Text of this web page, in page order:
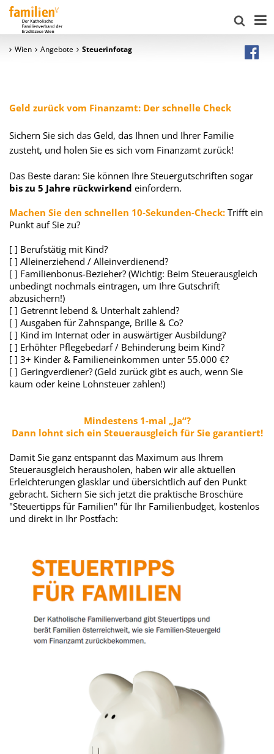
Wien Angebote Steuerinfotag
Geld zurück vom Finanzamt: Der schnelle Check
Sichern Sie sich das Geld, das Ihnen und Ihrer Familie
zusteht, und holen Sie es sich vom Finanzamt zurück!
Das Beste daran: Sie können Ihre Steuergutschriften sogar
bis zu 5 Jahre rückwirkend einfordern.
Machen Sie den schnellen 10-Sekunden-Check: Trifft ein
Punkt auf Sie zu?
[ ] Berufstätig mit Kind?
[ ] Alleinerziehend / Alleinverdienend?
[ ] Familienbonus-Bezieher? (Wichtig: Beim Steuerausgleich
unbedingt nochmals eintragen, um Ihre Gutschrift
abzusichern!)
[ ] Getrennt lebend & Unterhalt zahlend?
[ ] Ausgaben für Zahnspange, Brille & Co?
[ ] Kind im Internat oder in auswärtiger Ausbildung?
[ ] Erhöhter Pflegebedarf / Behinderung beim Kind?
[ ] 3+ Kinder & Familieneinkommen unter 55.000 €?
[ ] Geringverdiener? (Geld zurück gibt es auch, wenn Sie
kaum oder keine Lohnsteuer zahlen!)
Mindestens 1-mal „Ja“?
Dann lohnt sich ein Steuerausgleich für Sie garantiert!
Damit Sie ganz entspannt das Maximum aus Ihrem
Steuerausgleich herausholen, haben wir alle aktuellen
Erleichterungen glasklar und übersichtlich auf den Punkt
gebracht. Sichern Sie sich jetzt die praktische Broschüre
"Steuertipps für Familien" für Ihr Familienbudget, kostenlos
und direkt in Ihr Postfach: